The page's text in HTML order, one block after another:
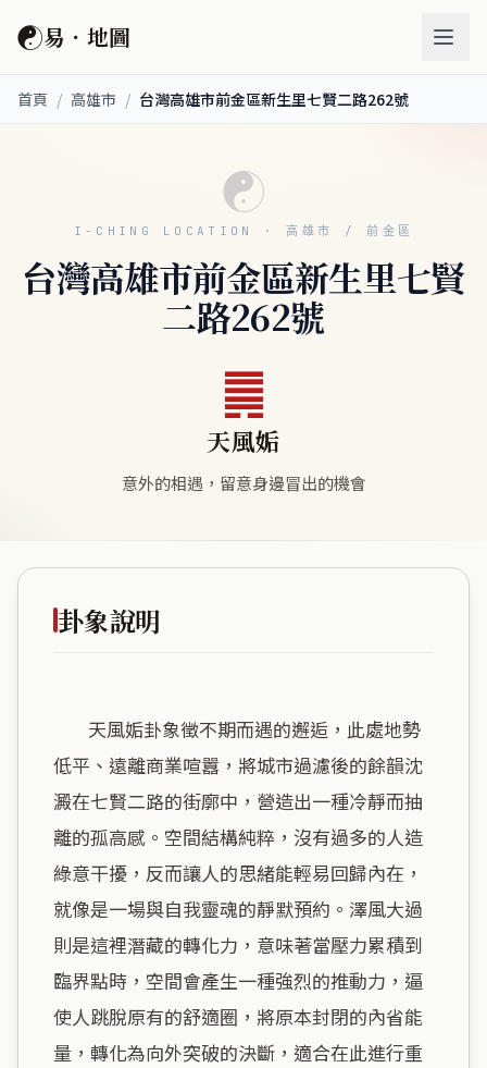
☯易．地圖
首頁 / 高雄市 / 台灣高雄市前金區新生里七賢二路262號
☯
I-CHING LOCATION · 高雄市 / 前金區
台灣高雄市前金區新生里七賢
二路262號
䷫
天風姤
意外的相遇，留意身邊冒出的機會
卦象說明
低平、遠離商業喧囂，將城市過濾後的餘韻沈
澱在七賢二路的街廓中，營造出一種冷靜而抽
離的孤高感。空間結構純粹，沒有過多的人造
綠意干擾，反而讓人的思緒能輕易回歸內在，
就像是一場與自我靈魂的靜默預約。澤風大過
則是這裡潛藏的轉化力，意味著當壓力累積到
臨界點時，空間會產生一種強烈的推動力，逼
使人跳脫原有的舒適圈，將原本封閉的內省能
量，轉化為向外突破的決斷，適合在此進行重